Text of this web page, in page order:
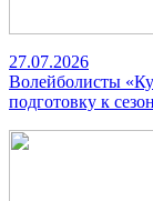
27.07.2026
Волейболисты
подготовку к